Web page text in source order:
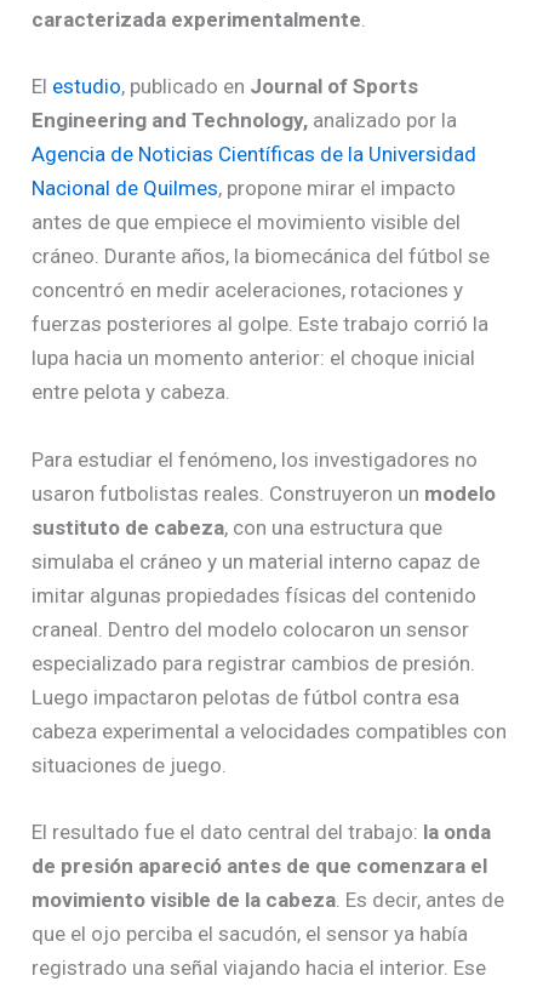
caracterizada experimentalmente.
El estudio, publicado en Journal of Sports
Engineering and Technology, analizado por la
Agencia de Noticias Científicas de la Universidad
Nacional de Quilmes, propone mirar el impacto
antes de que empiece el movimiento visible del
cráneo. Durante años, la biomecánica del fútbol se
concentró en medir aceleraciones, rotaciones y
fuerzas posteriores al golpe. Este trabajo corrió la
lupa hacia un momento anterior: el choque inicial
entre pelota y cabeza.
Para estudiar el fenómeno, los investigadores no
usaron futbolistas reales. Construyeron un modelo
sustituto de cabeza, con una estructura que
simulaba el cráneo y un material interno capaz de
imitar algunas propiedades físicas del contenido
craneal. Dentro del modelo colocaron un sensor
especializado para registrar cambios de presión.
Luego impactaron pelotas de fútbol contra esa
cabeza experimental a velocidades compatibles con
situaciones de juego.
El resultado fue el dato central del trabajo: la onda
de presión apareció antes de que comenzara el
movimiento visible de la cabeza . Es decir, antes de
que el ojo perciba el sacudón, el sensor ya había
registrado una señal viajando hacia el interior. Ese